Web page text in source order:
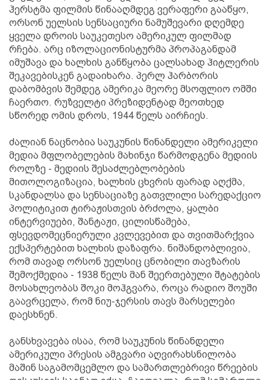
ჰერსტმა ფილმის წინააღმდეგ ვერაფერი გააწყო,
ორსონ უელსის სენსაციური ნამუშევარი დღემდე
ყველა დროის საუკეთესო ამერიკულ ფილმად
რჩება. არც იზოლაციონისტურმა პროპაგანდამ
იმუშავა და ხალხის განწყობა ცალსახად ჰიტლერის
შეკავებისკენ გადაიხარა. პერლ ჰარბორის
დაბომბვის შემდეგ ამერიკა მეორე მსოფლიო ომში
ჩაერთო. რუზველტი პრეზიდენტად მეოთხედ
სწორედ ომის დროს, 1944 წელს აირჩიეს.
ძალიან ნაცნობია საუკუნის წინანდელი ამერიკელი
მედია მფლობელების მახინჯი წარმოდგენა მედიის
როლზე - მედიის შესაძლებლობების
მითოლოგიზაცია, ხალხის ცხვრის ფარად აღქმა,
სკანდალსა და სენსაციაზე გათვლილი სარედაქციო
პოლიტიკით ტირაჟისთვის ბრძოლა, ყალბი
ინტერვიუები, შანტაჟი, ცილისწამება,
ფსევდომეცნიერული კვლევებით და თვითმარქვია
ექსპერტებით ხალხის დაზაფრა. ნიშანდობლივია,
რომ თავად ორსონ უელსიც ცნობილი თავზარის
შემოქმედია - 1938 წელს მან შეერთებული შტატების
მოსახლეობას შოკი მოჰგვარა, როცა რადიო შოუში
გაავრცელა, რომ ნიუ-ჯერსის თავს მარსელები
დაესხნენ.
განსხვავება ისაა, რომ საუკუნის წინანდელი
ამერიკული პრესის ამგვარი აღვირახსნილობა
მაშინ საგამომცემლო და სამართლებრივი წრეების